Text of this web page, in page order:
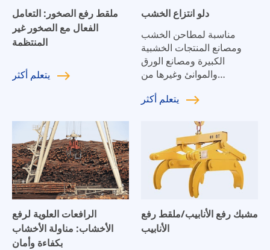
ملقط رفع الصخور: التعامل
الفعال مع الصخور غير
المنتظمة
يتعلمأكثر
دلو انتزاع الخشب
مناسبة لمطاحن الخشب
ومصانع المنتجات الخشبية
الكبيرة ومصانع الورق
والموانئ وغيرها من
والتحميل والترتيب والتحميل
يتعلمأكثر
الرافعات العلوية لرفع
الأخشاب: مناولة الأخشاب
بكفاءة وأمان
مشبك رفع الأنابيب/ملقط رفع
الأنابيب